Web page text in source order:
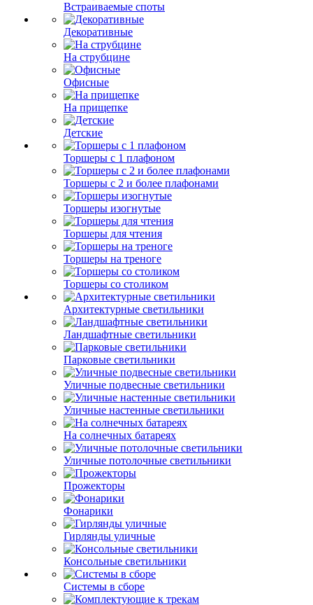
Встраиваемые споты
Декоративные
На струбцине
Офисные
На прищепке
Детские
Торшеры с 1 плафоном
Торшеры с 2 и более плафонами
Торшеры изогнутые
Торшеры для чтения
Торшеры на треноге
Торшеры со столиком
Архитектурные светильники
Ландшафтные светильники
Парковые светильники
Уличные подвесные светильники
Уличные настенные светильники
На солнечных батареях
Уличные потолочные светильники
Прожекторы
Фонарики
Гирлянды уличные
Консольные светильники
Системы в сборе